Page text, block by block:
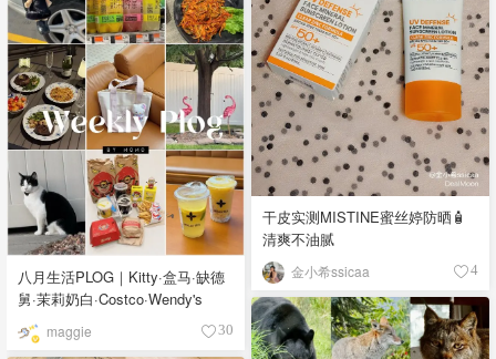
干皮实测MISTINE蜜丝婷防晒🧴
清爽不油腻
金小希ssicaa 4
八月生活PLOG｜Kitty·盒马·缺德
舅·茉莉奶白·Costco·Wendy's
maggie 30